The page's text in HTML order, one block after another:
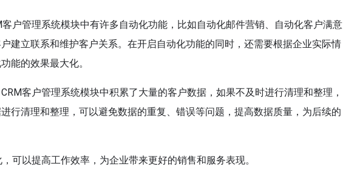
户管理系统模块中有许多自动化功能，比如自动化邮件营销、自动化客户满意
建立联系和维护客户关系。在开启自动化功能的同时，还需要根据企业实际情
能的效果最大化。
客户管理系统模块中积累了大量的客户数据，如果不及时进行清理和整理，
行清理和整理，可以避免数据的重复、错误等问题，提高数据质量，为后续的
可以提高工作效率，为企业带来更好的销售和服务表现。